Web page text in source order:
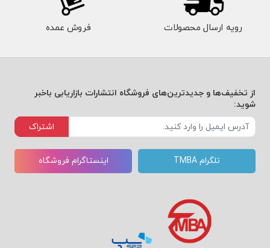
رویه ارسال محصولات فروش عمده
از تخفیف‌ها و جدیدترین‌های فروشگاه انتشارات بازاریابی باخبر
شوید:
اشتراک
تلگرام TMBA اینستاگرام فروشگاه